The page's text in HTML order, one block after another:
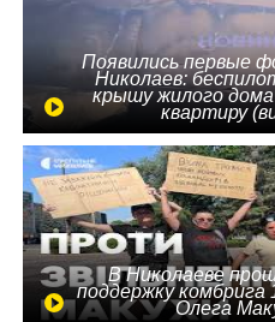
Появились первые
Николаев:
крышу жилого
квартиру
В Николаеве
поддержку комбрига
Олега